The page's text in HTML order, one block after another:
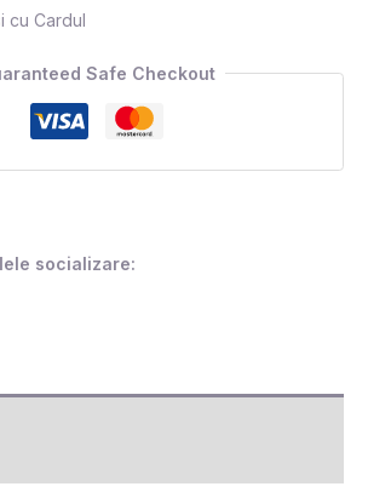
cu Cardul
Safe Checkout
socializare: